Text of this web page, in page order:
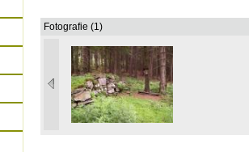
Fotografie (1)